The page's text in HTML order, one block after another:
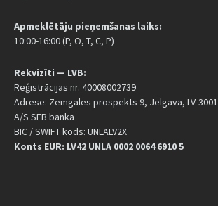
Apmeklētāju pieņemšanas laiks:
10:00-16:00 (P, O, T, C, P)
Rekvizīti — LVB:
Reģistrācijas nr. 40008002739
Adrese: Zemgales prospekts 9, Jelgava, LV-3001
A/S SEB banka
BIC / SWIFT kods: UNLALV2X
Konts EUR: LV42 UNLA 0002 0064 6910 5